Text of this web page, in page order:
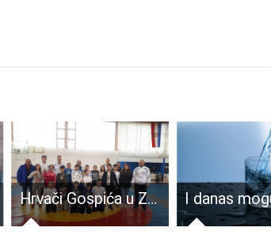
Hrvači Gospića u Zadru osvojili čak 18 medalja, od toga čak 11 zlata!!!